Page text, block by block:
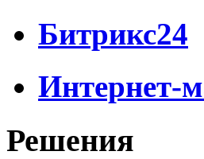
Битрикс24
Интернет-
Решения